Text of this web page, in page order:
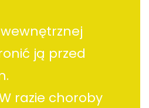
ją przed
razie choroby